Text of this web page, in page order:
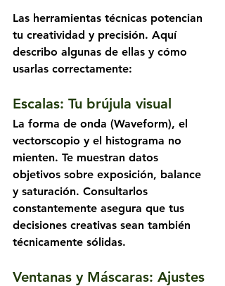
Las herramientas técnicas potencian
tu creatividad y precisión. Aquí
describo algunas de ellas y cómo
usarlas correctamente:
Escalas: Tu brújula visual
La forma de onda (Waveform), el
vectorscopio y el histograma no
mienten. Te muestran datos
objetivos sobre exposición, balance
y saturación. Consultarlos
constantemente asegura que tus
decisiones creativas sean también
técnicamente sólidas.
Ventanas y Máscaras: Ajustes